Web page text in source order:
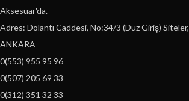
Aksesuar'da.
Adres: Dolantı Caddesi, No:34/3 (Düz Giriş) Siteler,
ANKARA
0(553) 955 95 96
0(507) 205 69 33
0(312) 351 32 33